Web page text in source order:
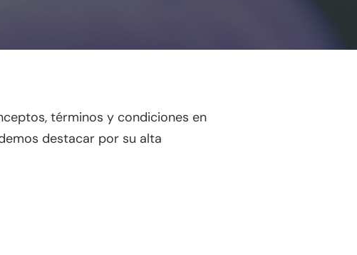
términos y condiciones en
destacar por su alta